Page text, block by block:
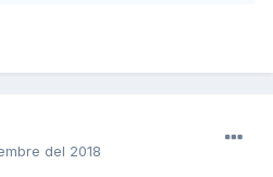
del 2018